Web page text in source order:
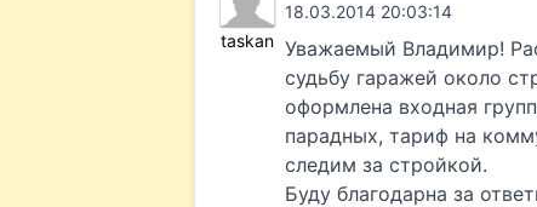
taskan
18.03.2014 20:03:14
Уважаемый Владимир!
судьбу гаражей около
оформлена входная
парадных, тариф на
следим за стройкой.
Буду благодарна за